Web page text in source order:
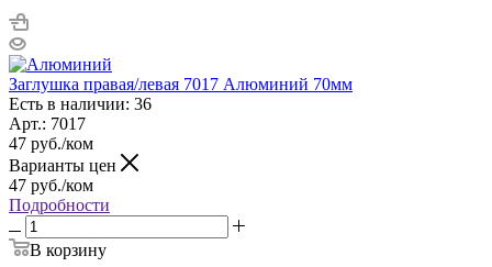
Заглушка правая/левая 7017 Алюминий 70мм
Есть в наличии: 36
Арт.: 7017
47 руб./ком
Варианты цен
47 руб./ком
Подробности
В корзину